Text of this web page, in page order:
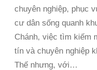
chuyên nghiệp, phục
cư dân sống quanh
Chánh, việc tìm kiếm
tín và chuyên nghiệp
Thế nhưng, với…